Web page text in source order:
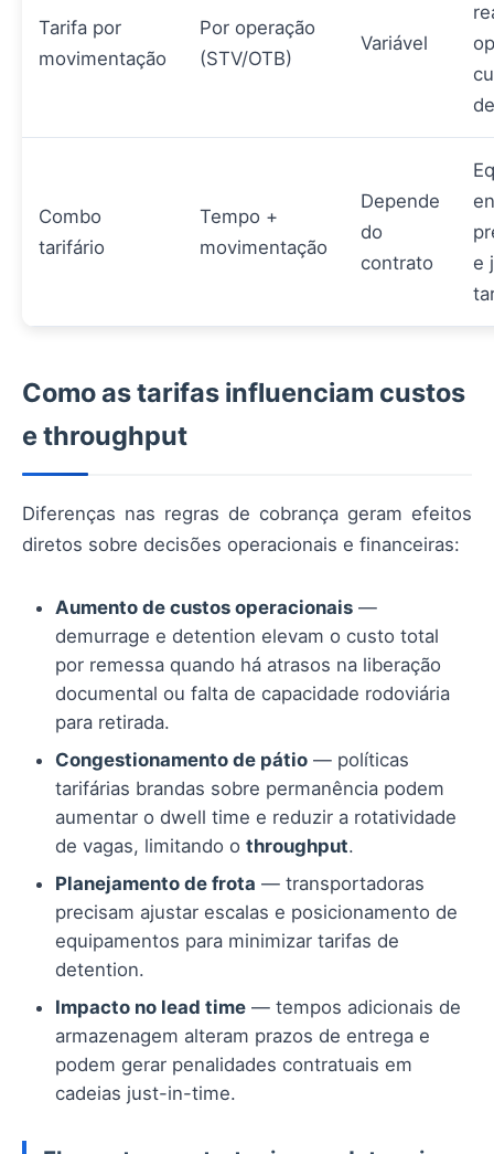
Tarifa por
movimentação
Por operação
(STV/OTB)
Variável
Combo
tarifário
Tempo +
movimentação
Depende
do
contrato
e
Como as tarifas influenciam custos
e throughput
Diferenças nas regras de cobrança geram efeitos
diretos sobre decisões operacionais e financeiras:
Aumento de custos operacionais —
demurrage e detention elevam o custo total
por remessa quando há atrasos na liberação
documental ou falta de capacidade rodoviária
para retirada.
Congestionamento de pátio — políticas
tarifárias brandas sobre permanência podem
aumentar o dwell time e reduzir a rotatividade
de vagas, limitando o throughput.
Planejamento de frota — transportadoras
precisam ajustar escalas e posicionamento de
equipamentos para minimizar tarifas de
detention.
Impacto no lead time — tempos adicionais de
armazenagem alteram prazos de entrega e
podem gerar penalidades contratuais em
cadeias just-in-time.